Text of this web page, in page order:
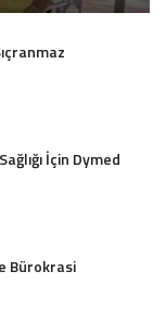
İçin Dymed
Bürokrasi